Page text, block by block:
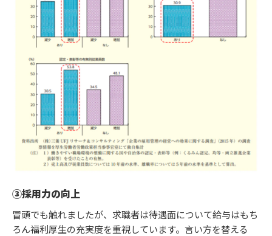
③採用力の向上
冒頭でも触れましたが、求職者は待遇面について給与はもち
ろん福利厚生の充実度を重視しています。言い方を替える